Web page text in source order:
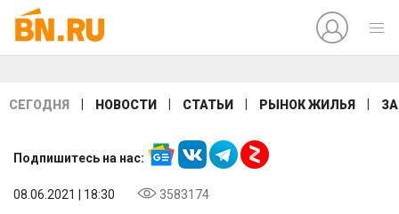
СЕГОДНЯ НОВОСТИ СТАТЬИ РЫНОК ЖИЛЬЯ
Подпишитесь на нас:
08.06.2021 | 18:30 3583174